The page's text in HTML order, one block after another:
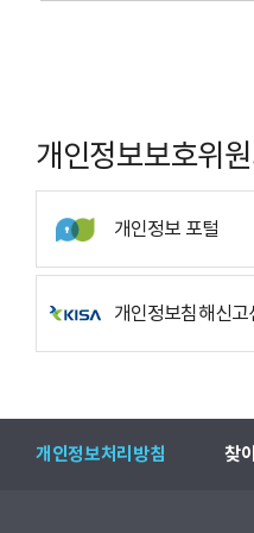
개인정보보호위
개인정보 포털
개인정보침해신고
개인정보처리방침 찾